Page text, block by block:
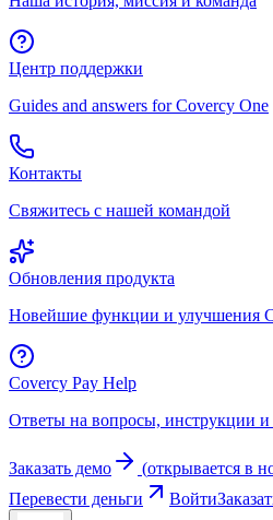
Центр поддержки
Guides and answers for Covercy One
Контакты
Свяжитесь с нашей командой
Обновления продукта
Новейшие функции и улучшения
Covercy Pay Help
Ответы на вопросы, инструкции
Заказать демо (открывается в
Перевести деньги
Войти